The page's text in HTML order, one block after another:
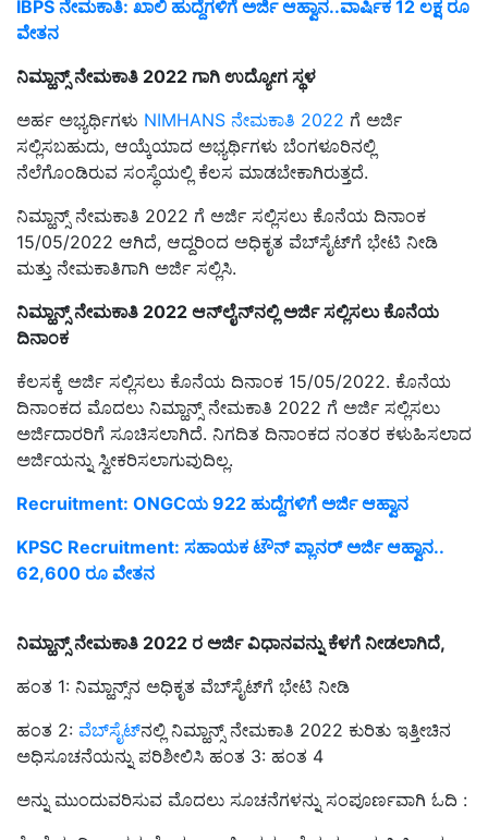
IBPS ನೇಮಕಾತಿ: ಖಾಲಿ ಹುದ್ದೆಗಳಿಗೆ ಅರ್ಜಿ ಆಹ್ವಾನ..ವಾರ್ಷಿಕ 12 ಲಕ್ಷ ರೂ
ವೇತನ
ನಿಮ್ಹಾನ್ಸ್ ನೇಮಕಾತಿ 2022 ಗಾಗಿ ಉದ್ಯೋಗ ಸ್ಥಳ
ಅರ್ಹ ಅಭ್ಯರ್ಥಿಗಳು NIMHANS ನೇಮಕಾತಿ 2022 ಗೆ ಅರ್ಜಿ
ಸಲ್ಲಿಸಬಹುದು, ಆಯ್ಕೆಯಾದ ಅಭ್ಯರ್ಥಿಗಳು ಬೆಂಗಳೂರಿನಲ್ಲಿ
ನೆಲೆಗೊಂಡಿರುವ ಸಂಸ್ಥೆಯಲ್ಲಿ ಕೆಲಸ ಮಾಡಬೇಕಾಗಿರುತ್ತದೆ.
ನಿಮ್ಹಾನ್ಸ್ ನೇಮಕಾತಿ 2022 ಗೆ ಅರ್ಜಿ ಸಲ್ಲಿಸಲು ಕೊನೆಯ ದಿನಾಂಕ
15/05/2022 ಆಗಿದೆ, ಆದ್ದರಿಂದ ಅಧಿಕೃತ ವೆಬ್‌ಸೈಟ್‌ಗೆ ಭೇಟಿ ನೀಡಿ
ಮತ್ತು ನೇಮಕಾತಿಗಾಗಿ ಅರ್ಜಿ ಸಲ್ಲಿಸಿ.
ನಿಮ್ಹಾನ್ಸ್ ನೇಮಕಾತಿ 2022 ಆನ್‌ಲೈನ್‌ನಲ್ಲಿ ಅರ್ಜಿ ಸಲ್ಲಿಸಲು ಕೊನೆಯ
ದಿನಾಂಕ
ಕೆಲಸಕ್ಕೆ ಅರ್ಜಿ ಸಲ್ಲಿಸಲು ಕೊನೆಯ ದಿನಾಂಕ 15/05/2022. ಕೊನೆಯ
ದಿನಾಂಕದ ಮೊದಲು ನಿಮ್ಹಾನ್ಸ್ ನೇಮಕಾತಿ 2022 ಗೆ ಅರ್ಜಿ ಸಲ್ಲಿಸಲು
ಅರ್ಜಿದಾರರಿಗೆ ಸೂಚಿಸಲಾಗಿದೆ. ನಿಗದಿತ ದಿನಾಂಕದ ನಂತರ ಕಳುಹಿಸಲಾದ
ಅರ್ಜಿಯನ್ನು ಸ್ವೀಕರಿಸಲಾಗುವುದಿಲ್ಲ.
Recruitment: ONGCಯ 922 ಹುದ್ದೆಗಳಿಗೆ ಅರ್ಜಿ ಆಹ್ವಾನ
KPSC Recruitment: ಸಹಾಯಕ ಟೌನ್‌ ಪ್ಲಾನರ್‌ ಅರ್ಜಿ ಆಹ್ವಾನ..
62,600 ರೂ ವೇತನ
ನಿಮ್ಹಾನ್ಸ್ ನೇಮಕಾತಿ 2022 ರ ಅರ್ಜಿ ವಿಧಾನವನ್ನು ಕೆಳಗೆ ನೀಡಲಾಗಿದೆ,
ಹಂತ 1: ನಿಮ್ಹಾನ್ಸ್‌ನ ಅಧಿಕೃತ ವೆಬ್‌ಸೈಟ್‌ಗೆ ಭೇಟಿ ನೀಡಿ
ಹಂತ 2: ವೆಬ್‌ಸೈಟ್‌ನಲ್ಲಿ ನಿಮ್ಹಾನ್ಸ್ ನೇಮಕಾತಿ 2022 ಕುರಿತು ಇತ್ತೀಚಿನ
ಅಧಿಸೂಚನೆಯನ್ನು ಪರಿಶೀಲಿಸಿ ಹಂತ 3: ಹಂತ 4
ಅನ್ನು ಮುಂದುವರಿಸುವ ಮೊದಲು ಸೂಚನೆಗಳನ್ನು ಸಂಪೂರ್ಣವಾಗಿ ಓದಿ :